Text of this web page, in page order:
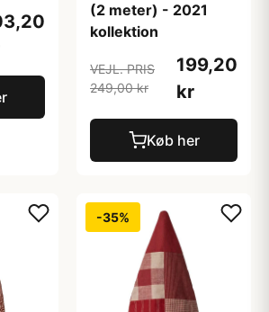
(2 meter) - 2021
kollektion
VEJL. PRIS
249,00 kr
199,20
kr
Køb her
-35%